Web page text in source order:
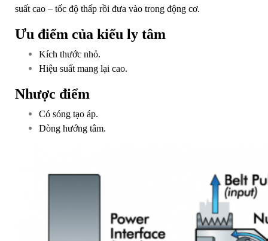
suất cao – tốc độ thấp rồi đưa vào trong động cơ.
Ưu điểm của kiểu ly tâm
Kích thước nhỏ.
Hiệu suất mang lại cao.
Nhược điểm
Có sóng tạo áp.
Dòng hướng tâm.